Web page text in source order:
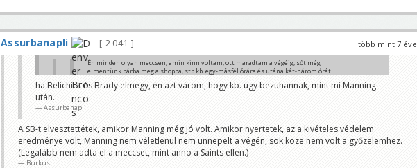
több mint 7 éve
Assurbanapli 2 041
Én minden olyan meccsen, amin kinn voltam, ott maradtam a végéig, sőt még
elmentünk bárba meg a shopba, stb.kb. egy-másfél órára és utána két-három órát
hogy nem ünneplik a csapatot.
valószínűleg tényleg unják már. minden évben PO, egyszerűen nincs értéke. majd ha Brady
Assurbanapli
utána már lehet imádkozni fognak a PO-ért.
shagi0206
ha Belichick és Brady elmegy, én azt várom, hogy kb. úgy bezuhannak, mint mi Manning
után.
Assurbanapli
A SB-t elvesztettétek, amikor Manning még jó volt. Amikor nyertetek, az a kivételes védelem
eredménye volt, Manning nem véletlenül nem ünnepelt a végén, sok köze nem volt a győzelemhez.
(Legalább nem adta el a meccset, mint anno a Saints ellen.)
Burkus